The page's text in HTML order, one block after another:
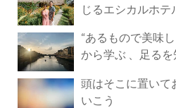
じるエシカルホテ
“あるもので美味
から学ぶ 、足る
頭はそこに置いて
いこう